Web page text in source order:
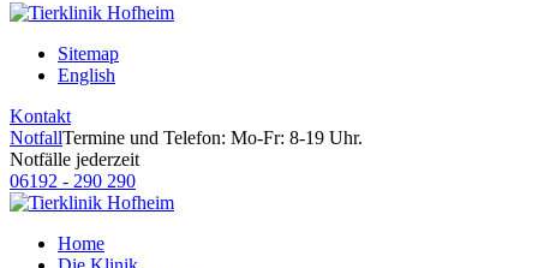
Sitemap
English
Kontakt
NotfallTermine und Telefon: Mo-Fr: 8-19 Uhr.
Notfälle jederzeit
06192 - 290 290
Home